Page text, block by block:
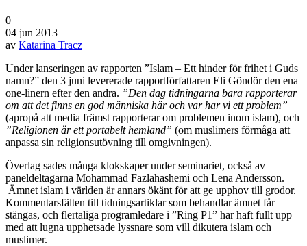
0
04 jun 2013
av Katarina Tracz
Under lanseringen av rapporten ”Islam – Ett hinder för frihet i Guds
namn?” den 3 juni levererade rapportförfattaren Eli Göndör den ena
one-linern efter den andra. ”Den dag tidningarna bara rapporterar
om att det finns en god människa här och var har vi ett problem”
(apropå att media främst rapporterar om problemen inom islam), och
”Religionen är ett portabelt hemland” (om muslimers förmåga att
anpassa sin religionsutövning till omgivningen).
Överlag sades många klokskaper under seminariet, också av
paneldeltagarna Mohammad Fazlahashemi och Lena Andersson.
Ämnet islam i världen är annars ökänt för att ge upphov till grodor.
Kommentarsfälten till tidningsartiklar som behandlar ämnet får
stängas, och flertaliga programledare i ”Ring P1” har haft fullt upp
med att lugna upphetsade lyssnare som vill dikutera islam och
muslimer.